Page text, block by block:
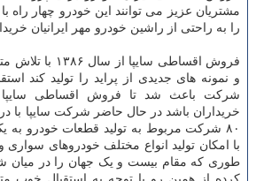
مشتریان عزیز می توانند این خودرو چهار
را به راحتی از راشین خودرو مهر ایرانیان
و نمونه های جدیدی از پراید را تولید کند
شرکت باعث شد تا فروش اقساطی سایپا
خریداران باشد در حال حاضر شرکت سایپا با در
۸۰ شرکت مربوط به تولید قطعات خودرو
با امکان تولید انواع مختلف خودروهای سواری
طوری که مقام بیست و یک جهان را در میان